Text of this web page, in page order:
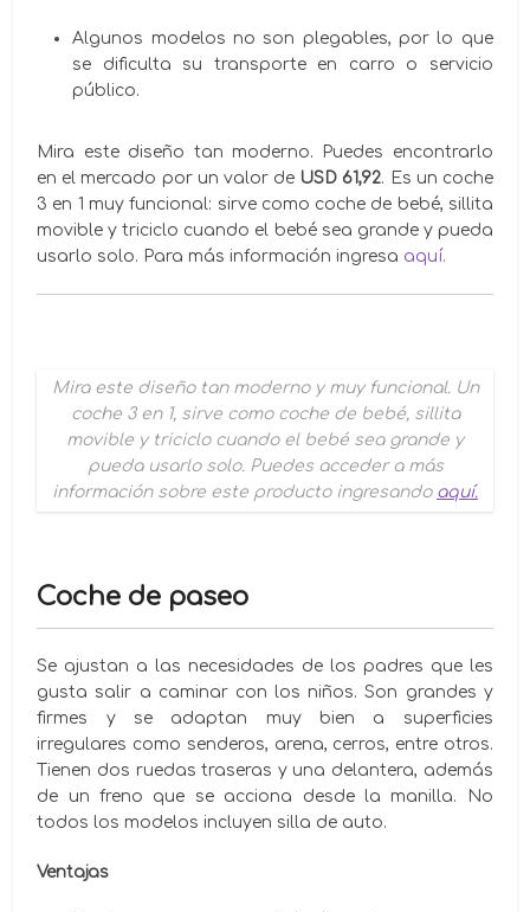
Algunos modelos no son plegables, por lo que
se dificulta su transporte en carro o servicio
público.
Mira este diseño tan moderno. Puedes encontrarlo
en el mercado por un valor de USD 61,92. Es un coche
3 en 1 muy funcional: sirve como coche de bebé, sillita
movible y triciclo cuando el bebé sea grande y pueda
usarlo solo. Para más información ingresa aquí.
Mira este diseño tan moderno y muy funcional. Un
coche 3 en 1, sirve como coche de bebé, sillita
movible y triciclo cuando el bebé sea grande y
pueda usarlo solo. Puedes acceder a más
información sobre este producto ingresando aquí.
Coche de paseo
Se ajustan a las necesidades de los padres que les
gusta salir a caminar con los niños. Son grandes y
firmes y se adaptan muy bien a superficies
irregulares como senderos, arena, cerros, entre otros.
Tienen dos ruedas traseras y una delantera, además
de un freno que se acciona desde la manilla. No
todos los modelos incluyen silla de auto.
Ventajas